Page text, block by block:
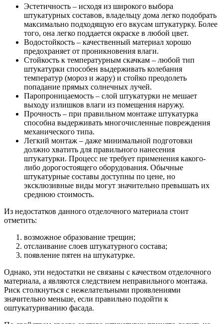
Эстетичность – исходя из широкого выбора
штукатурных составов, владельцу дома легко подобрать
максимально подходящую его вкусам штукатурку. Более
того, она легко поддается окраске в любой цвет.
Водостойкость – качественный материал хорошо
предохраняет от проникновения влаги.
Стойкость к температурным скачкам – любой тип
штукатурки способен выдерживать колебания
температур (мороз и жару) и стойко преодолеть
попадание прямых солнечных лучей.
Паропроницаемость – слой штукатурки не мешает
выходу излишков влаги из помещения наружу.
Прочность – при правильном монтаже штукатурка
способна выдерживать многочисленные повреждения
механического типа.
Легкий монтаж – даже минимальной подготовки
должно хватить для правильного нанесения
штукатурки. Процесс не требует применения какого-
либо дорогостоящего оборудования. Обычные
штукатурные составы доступны по цене, но
эксклюзивные виды могут значительно превышать их
среднюю стоимость.
Из недостатков данного отделочного материала стоит
отметить:
возможное образование трещин;
отслаивание слоев штукатурного состава;
появление пятен на штукатурке.
Однако, эти недостатки не связаны с качеством отделочного
материала, а являются следствием неправильного монтажа.
Риск столкнуться с нежелательными проявлениями
значительно меньше, если правильно подойти к
оштукатуриванию фасада.